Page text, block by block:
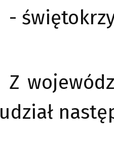
-
Z
udział